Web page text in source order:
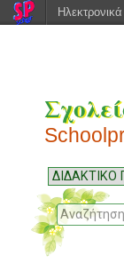
Μενού
στο
Αναζητηση